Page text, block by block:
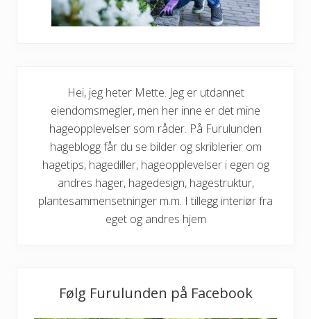
t
i
l
t
u
t
o
v
e
r
h
ø
s
t
e
Hei, jeg heter Mette. Jeg er utdannet
eiendomsmegler, men her inne er det mine
hageopplevelser som råder. På Furulunden
hageblogg får du se bilder og skriblerier om
hagetips, hagediller, hageopplevelser i egen og
andres hager, hagedesign, hagestruktur,
plantesammensetninger m.m. I tillegg interiør fra
eget og andres hjem
Følg Furulunden på Facebook